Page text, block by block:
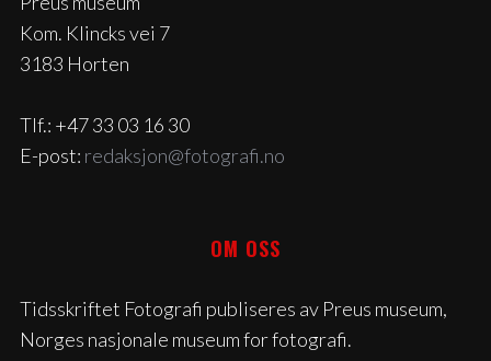
Kom. Klincks vei 7
3183 Horten
Tlf.: +47 33 03 16 30
E-post: redaksjon@fotografi.no
OM OSS
Tidsskriftet Fotografi publiseres av Preus museum,
Norges nasjonale museum for fotografi.